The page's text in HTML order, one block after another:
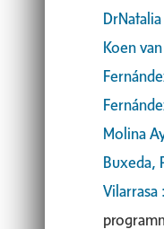
Koen
Molina
Buxeda,
Vilarrasa :